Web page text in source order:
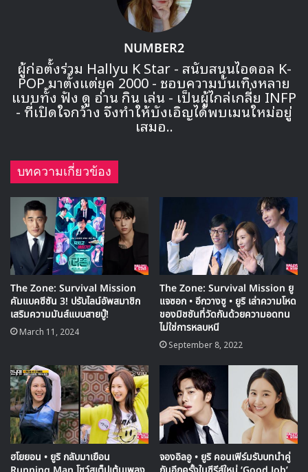
▶ คลิกดูสัมภาษณ์พิเศษ
เวลาเที่ยงคืนของเกาหลี ออฟฟิศเชียลได้ปล่อยรูปทีเซอร์เซตแรก
ของ ยูริ พร้อมกับตารางการสำหรับมินิอัลบั้มแรก ‘The First
Scene’ มาแล้ว
โดยปล่อยออกมาวันละเซตตั้งแต่วันที่ 27 กันยายน ถึง วันที่ 4
ตุลาคม ซึ่งคือวันที่จะปล่อยอัลบั้ม และจัดงานโชว์เคสของเธอออก
NUMBER2
ผู้ก่อตั้งร่วม Hallyu K Star - สนับสนุนไอดอล K-
POP มาตั้งแต่ยุค 2000 - ชอบความบันเทิงหลาย
แบบทั้ง ฟัง ดู อ่าน กิน เล่น - เป็นผู้ไกล่เกลี่ย INFP
- ที่เปิดใจกว้าง จึงทำให้บังเอิญได้พบเมนใหม่อยู่
เสมอ..
บทความเกี่ยวข้อง
The Zone: Survival Mission
คัมแบคซีซัน 3! ปรับไลน์อัพสมาชิก
เสริมความมันส์แบบสายบู๊!
March 11, 2024
The Zone: Survival Mission ยู
แจซอก • อีกวางซู • ยูริ เล่าความโหด
ของมิชชันที่วัดกันด้วยความอดทน
ไม่ใช่การหลบหนี
September 8, 2022
ฮโยยอน • ยูริ กลับมาเยือน
จองอิลอู • ยูริ คอนเฟิร์มรับบทนำคู่